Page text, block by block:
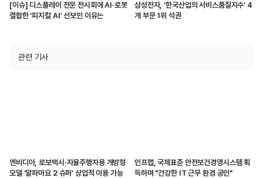
[이슈] 디스플레이 전문 전시회에 AI·로봇
결합한 ‘피지컬 AI’ 선보인 이유는
삼성전자, ‘한국산업의 서비스품질지수’ 4
개 부문 1위 석권
관련 기사
엔비디아, 로보택시·자율주행차용 개방형
모델 ‘알파마요 2 슈퍼’ 상업적 이용 가능
인프랩, 국제표준 안전보건경영시스템 획
득하며 "건강한 IT 근무 환경 공인"